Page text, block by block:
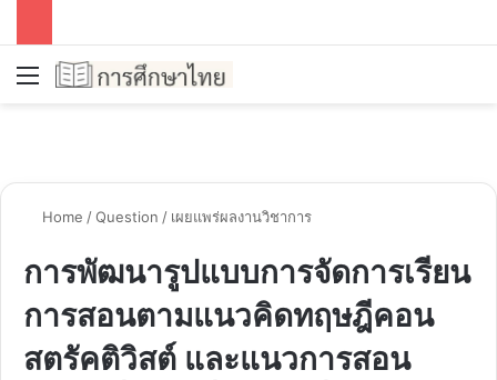
Menu
Home /Question / เผยแพร่ผลงานวิชาการ
การพัฒนารูปแบบการจัดการเรียน
การสอนตามแนวคิดทฤษฎีคอน
สตรัคติวิสต์ และแนวการสอน